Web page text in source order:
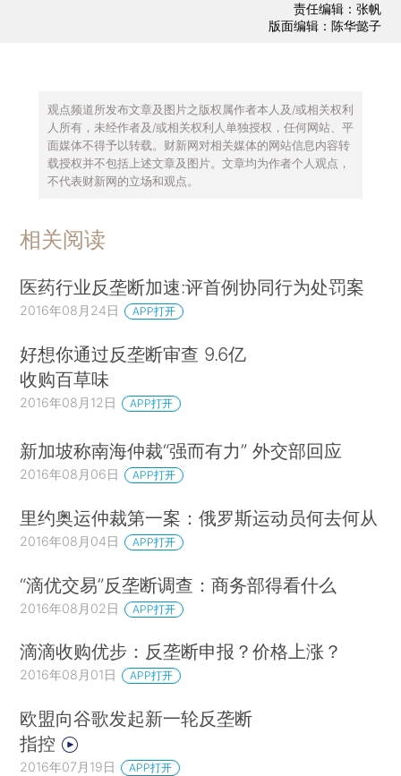
责任编辑：张帆
版面编辑：陈华懿子
观点频道所发布文章及图片之版权属作者本人及/或相关权利
人所有，未经作者及/或相关权利人单独授权，任何网站、平
面媒体不得予以转载。财新网对相关媒体的网站信息内容转
载授权并不包括上述文章及图片。文章均为作者个人观点，
不代表财新网的立场和观点。
相关阅读
医药行业反垄断加速:评首例协同行为处罚案
2016年08月24日 APP打开
好想你通过反垄断审查 9.6亿
收购百草味
2016年08月12日 APP打开
新加坡称南海仲裁“强而有力” 外交部回应
2016年08月06日 APP打开
里约奥运仲裁第一案：俄罗斯运动员何去何从
2016年08月04日 APP打开
“滴优交易”反垄断调查：商务部得看什么
2016年08月02日 APP打开
滴滴收购优步：反垄断申报？价格上涨？
2016年08月01日 APP打开
欧盟向谷歌发起新一轮反垄断
指控
2016年07月19日 APP打开